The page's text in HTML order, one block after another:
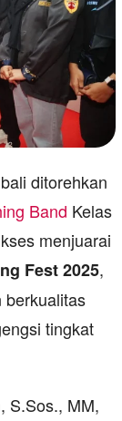
ditorehkan
Band Kelas
menjuarai
Fest 2025,
berkualitas
tingkat
S.Sos., MM,